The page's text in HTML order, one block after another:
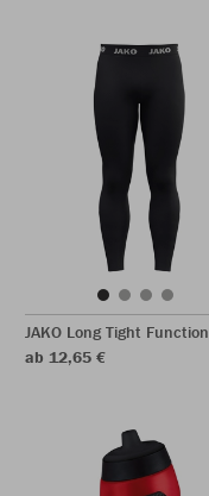
JAKO Long Tight Function
ab 12,65 €